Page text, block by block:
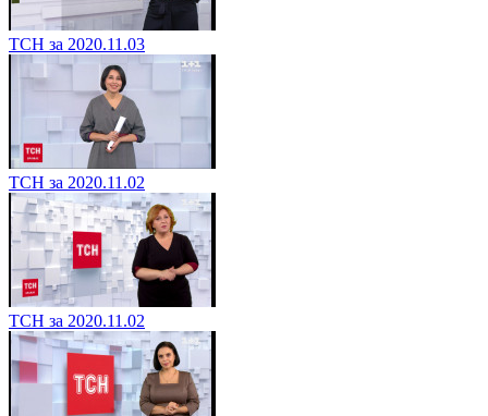
ТСН за 2020.11.03
ТСН за 2020.11.02
ТСН за 2020.11.02